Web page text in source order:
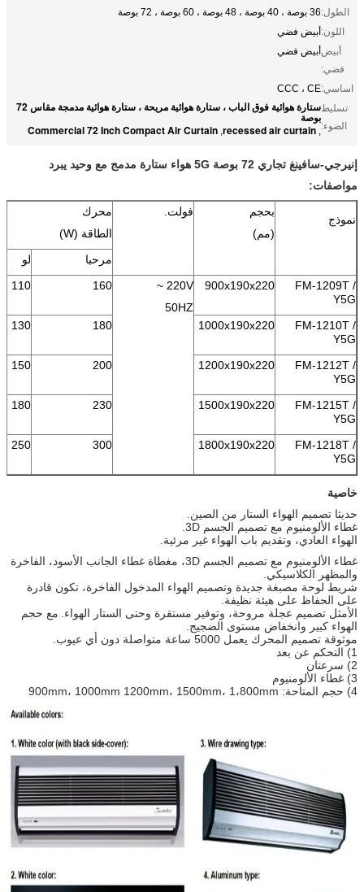
الطول:36 بوصة ، 40 بوصة ، 48 بوصة ، 60 بوصة ، 72 بوصة
اللون:أبيض فضي
أبيض
فضي:
أبيض فضي
اساسي:CCC ، CE
تسليط
الضوء:
ستارة هوائية فوق الباب ، ستارة هوائية مريحة ، ستارة هوائية مدمجة مقاس 72
بوصة
,
recessed air curtain
,
Commercial 72 Inch Compact Air Curtain
إنيرجي-سافينغ تجاري 72 بوصة 5G هواء ستارة مدمج مع وحيد يبرد
مواصفات:
نموذج
بحجم
(مم)
فولت.
محرك
الطاقة (W)
مرحبا
لو
FM-1209T /
Y5G
900x190x220
220V ~
50HZ
160
110
FM-1210T /
Y5G
1000x190x220
180
130
FM-1212T /
Y5G
1200x190x220
200
150
FM-1215T /
Y5G
1500x190x220
230
180
FM-1218T /
Y5G
1800x190x220
300
250
خاصية
حديثا تصميم الهواء الستار من الصين.
غطاء الألومنيوم مع تصميم الجسم 3D.
الهواء العادي، وتقديم باب الهواء غير مرئية.
غطاء الألومنيوم مع تصميم الجسم 3D، مغطاة غطاء الجانب الأسود، الفاخرة
والمظهر الكلاسيكي.
شريط لوحة مصبغة جديدة وتصميم الهواء المدخول الفاخرة، تكون قادرة
على الحفاظ على هيئة نظيفة.
الأمثل تصميم عجلة مروحة، وتوفير مستقرة وحتى الستار الهواء. مع حجم
الهواء كبير وانخفاض مستوى الضجيج.
موثوقة تصميم المحرك يعمل 5000 ساعة متواصلة دون أي عيوب.
1) التحكم عن بعد
2) سرعتان
3) غطاء الألومنيوم
4) حجم المتاحة: 900mm، 1000mm 1200mm، 1500mm، 1،800mm